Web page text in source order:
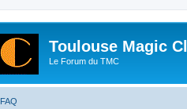
Toulouse Magic
Le Forum du TMC
FAQ